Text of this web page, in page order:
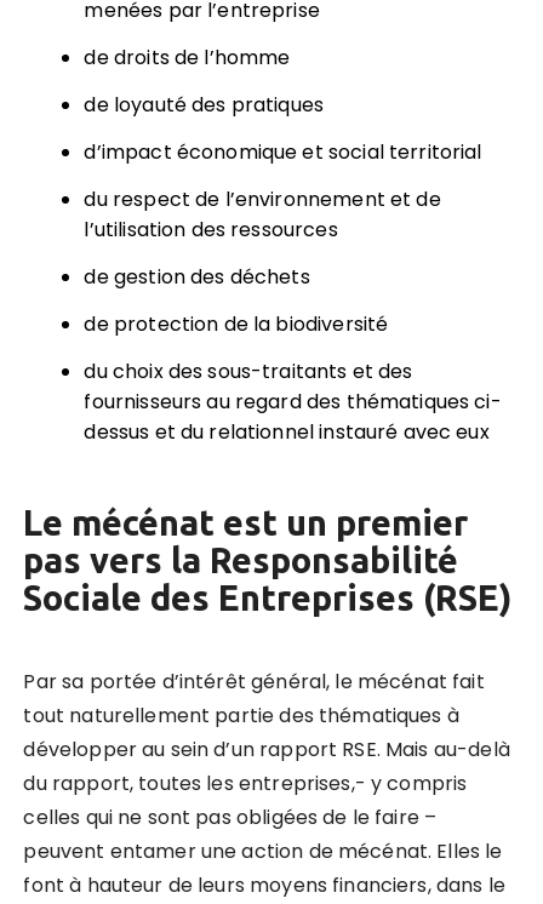
menées par l’entreprise
de droits de l’homme
de loyauté des pratiques
d’impact économique et social territorial
du respect de l’environnement et de
l’utilisation des ressources
de gestion des déchets
de protection de la biodiversité
du choix des sous-traitants et des
fournisseurs au regard des thématiques ci-
dessus et du relationnel instauré avec eux
Le mécénat est un premier
pas vers la Responsabilité
Sociale des Entreprises (RSE)
Par sa portée d’intérêt général, le mécénat fait
tout naturellement partie des thématiques à
développer au sein d’un rapport RSE. Mais au-delà
du rapport, toutes les entreprises,- y compris
celles qui ne sont pas obligées de le faire –
peuvent entamer une action de mécénat. Elles le
font à hauteur de leurs moyens financiers, dans le